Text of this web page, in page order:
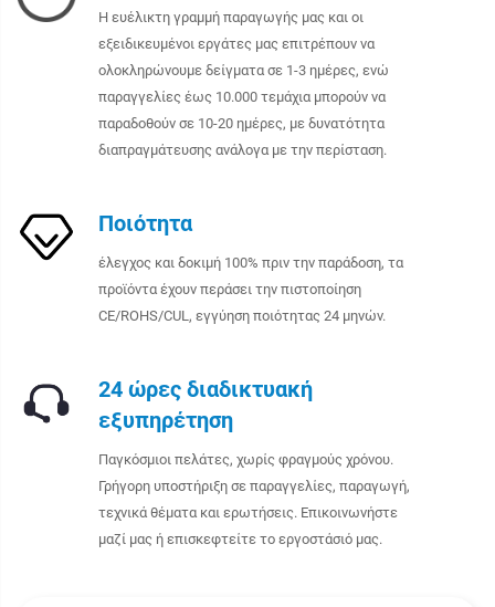
Η ευέλικτη γραμμή παραγωγής μας και οι
εξειδικευμένοι εργάτες μας επιτρέπουν να
ολοκληρώνουμε δείγματα σε 1-3 ημέρες, ενώ
παραγγελίες έως 10.000 τεμάχια μπορούν να
παραδοθούν σε 10-20 ημέρες, με δυνατότητα
διαπραγμάτευσης ανάλογα με την περίσταση.
Ποιότητα
έλεγχος και δοκιμή 100% πριν την παράδοση, τα
προϊόντα έχουν περάσει την πιστοποίηση
CE/ROHS/CUL, εγγύηση ποιότητας 24 μηνών.
24 ώρες διαδικτυακή
εξυπηρέτηση
Παγκόσμιοι πελάτες, χωρίς φραγμούς χρόνου.
Γρήγορη υποστήριξη σε παραγγελίες, παραγωγή,
τεχνικά θέματα και ερωτήσεις. Επικοινωνήστε
μαζί μας ή επισκεφτείτε το εργοστάσιό μας.